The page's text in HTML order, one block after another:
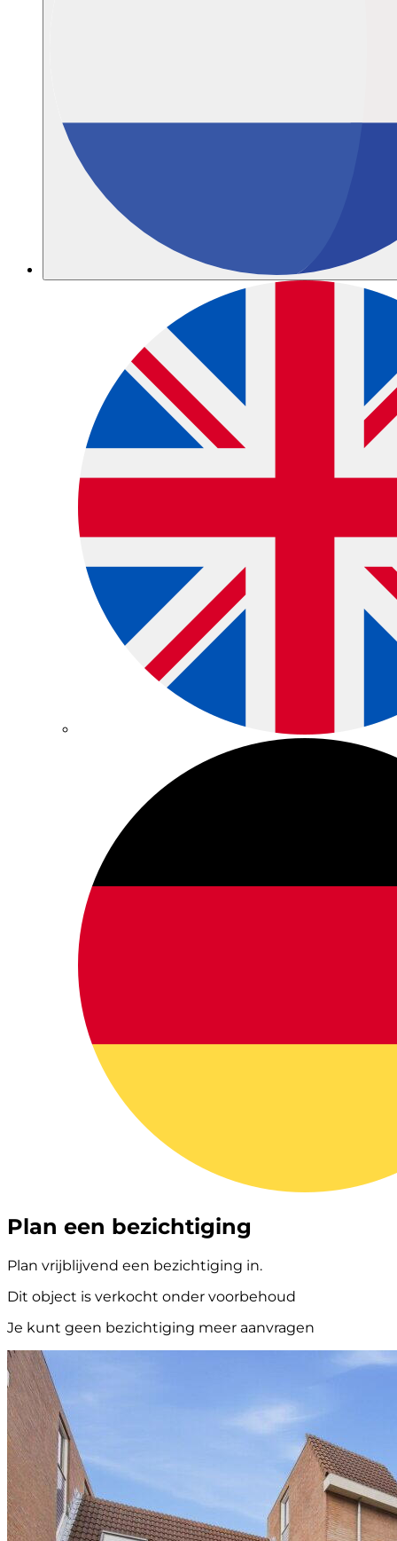
Plan een bezichtiging
Plan vrijblijvend een bezichtiging in.
Dit object is verkocht onder voorbehoud
Je kunt geen bezichtiging meer aanvragen